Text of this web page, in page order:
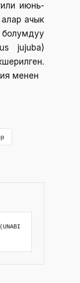
июнь-
ачык
jujuba)
менен